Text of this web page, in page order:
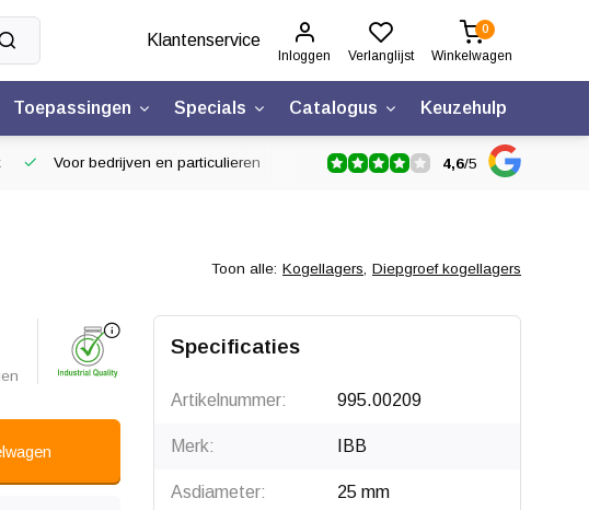
Klantenservice
Inloggen Verlanglijst
0
Winkelwagen
Toepassingen Specials Catalogus Keuzehulp
Voor bedrijven en particulieren 4,6/5
Toon alle: Kogellagers, Diepgroef kogellagers
Specificaties
Artikelnummer: 995.00209
Merk: IBB
Asdiameter: 25 mm